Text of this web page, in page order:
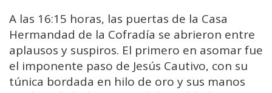
A las 16:15 horas, las puertas de la Casa
Hermandad de la Cofradía se abrieron entre
aplausos y suspiros. El primero en asomar fue
el imponente paso de Jesús Cautivo, con su
túnica bordada en hilo de oro y sus manos